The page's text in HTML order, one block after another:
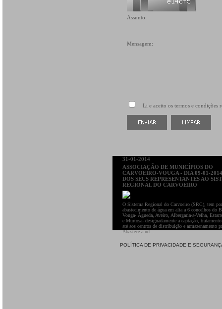
Assunto:
Mensagem:
Li e aceito os termos e condições
31-01-2014
ASSOCIAÇÃO DE MUNICÍPIOS DO
CARVOEIRO-VOUGA - DIA 09-01-
DOS SEUS REPRESENTANTES AO
REGIONAL DO CARVOEIRO
O Sistema Regional do Carvoeiro (SRC), tem
abastecimento de água em alta a 6 concelhos do
Vouga- Águeda, Aveiro, Albergaria-a-Velha,
e Murtosa- designadamente a captação,
até aos centros de distribuição e armazenamento
Abastece aind...
POLÍTICA DE PRIVACIDADE E